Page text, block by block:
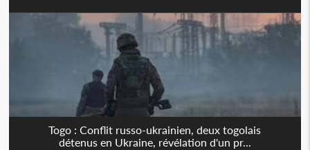
Togo : Conflit russo-ukrainien, deux togolais
détenus en Ukraine, révélation d'un pr...